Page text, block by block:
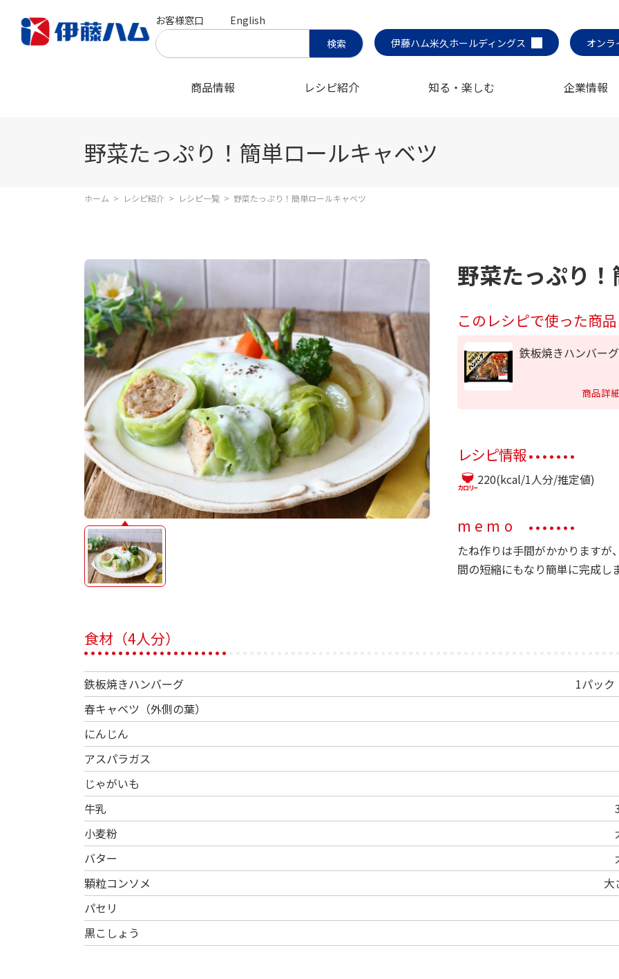
お客様窓口
English
伊藤ハム米久ホールディングス
オンラ
商品情報 レシピ紹介 知る・楽しむ 企業情報
野菜たっぷり！簡単ロールキャベツ
ホーム > レシピ紹介 > レシピ一覧 > 野菜たっぷり！簡単ロールキャベツ
野菜たっぷり
このレシピで使った商品
鉄板焼きハンバーグ
商品詳
レシピ情報
220(kcal/1人分/推定値)
memo
たね作りは手間がかかります
間の短縮にもなり簡単に完成し
食材（4人分）
鉄板焼きハンバーグ
1パック
春キャベツ（外側の葉）
にんじん
アスパラガス
じゃがいも
牛乳
小麦粉
バター
顆粒コンソメ
大
パセリ
黒こしょう